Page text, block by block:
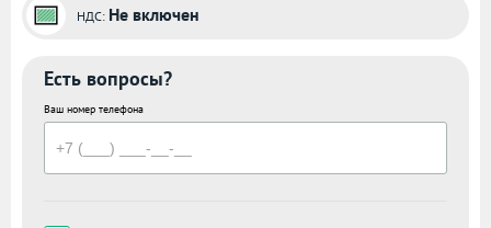
НДС: Не включен
Есть вопросы?
Ваш номер телефона